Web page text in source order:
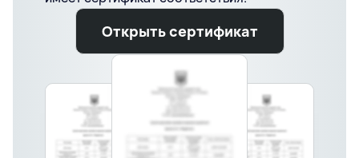
Открыть сертификат